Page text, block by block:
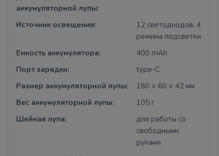
аккумуляторной лупы:
Источник освещения:
12 светодиодов, 4
режима подсветки
Емкость аккумулятора:
400 mAh
Порт зарядки:
type-C
Размер аккумуляторной лупы:
160 × 60 × 42 мм
Вес аккумуляторной лупы:
105 г
Шейная лупа:
для работы со
свободными
руками